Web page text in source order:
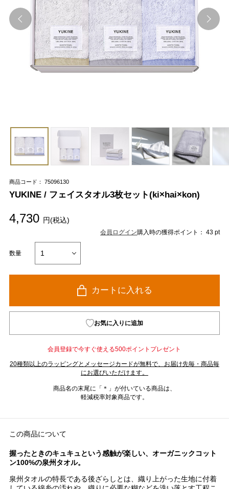
商品コード： 75096130
YUKINE / フェイスタオル3枚セット(ki×hai×kon)
4,730 円(税込)
会員ログイン購入時の獲得ポイント： 43 pt
数量
カートに入れる
お気に入りに追加
会員登録で今すぐ使える500ポイントプレゼント
20種類以上のラッピングとメッセージカードが無料で、お届け先毎・商品毎
にお選びいただけます。
商品名の末尾に「＊」が付いている商品は、
軽減税率対象商品です。
この商品について
握ったときのキュキュという感触が楽しい、オーガニックコット
ン100%の泉州タオル。
泉州タオルの特長である後ざらしとは、織り上がった生地に付着